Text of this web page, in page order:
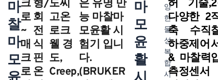
마
찰
마
모
크
로
~
매
크
로
형/
회
전
식
핀
온
도씨
고온
로크
웰 경
도,
Creep,
은 유명 만
능 마찰마
모윤활 시
험기 입니
다.
(BRUKER
마
모
윤
활
허 기술,
다양한 2
축 수직
하중제어
& 마찰력
측정센서